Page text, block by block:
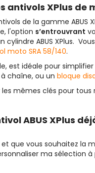
antivols XPlus de
de la gamme ABUS
l'option s’entrouvrant
ABUS XPlus.
moto SRA 58/140.
est idéale pour
chaîne, ou un bloque
mêmes clés pour tous
ABUS XPlus
que vous souhaitez la
ma sélection